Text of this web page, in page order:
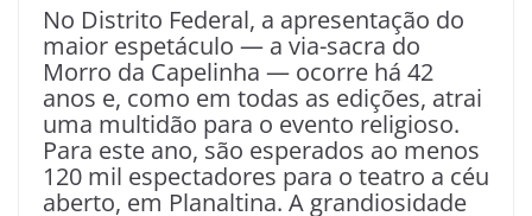
No Distrito Federal, a apresentação do
maior espetáculo — a via-sacra do
Morro da Capelinha — ocorre há 42
anos e, como em todas as edições, atrai
uma multidão para o evento religioso.
Para este ano, são esperados ao menos
120 mil espectadores para o teatro a céu
aberto, em Planaltina. A grandiosidade